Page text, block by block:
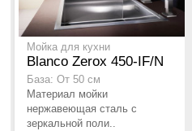
Мойка для кухни
Blanco Zerox 450-IF/N
База: От 50 см
Материал мойки
нержавеющая сталь с
зеркальной поли..